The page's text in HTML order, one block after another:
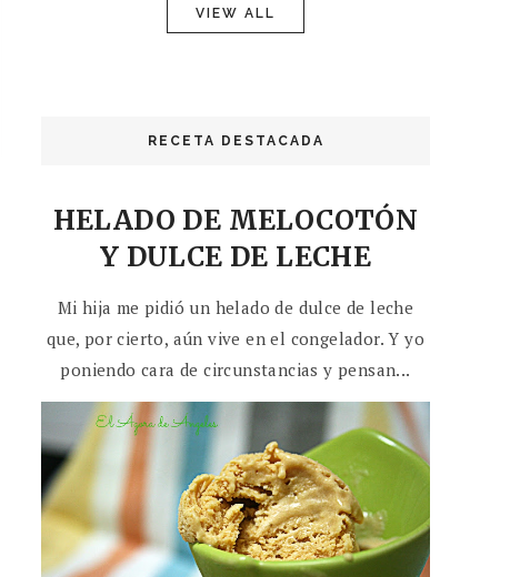
VIEW ALL
RECETA DESTACADA
HELADO DE MELOCOTÓN
Y DULCE DE LECHE
Mi hija me pidió un helado de dulce de leche
que, por cierto, aún vive en el congelador. Y yo
poniendo cara de circunstancias y pensan...